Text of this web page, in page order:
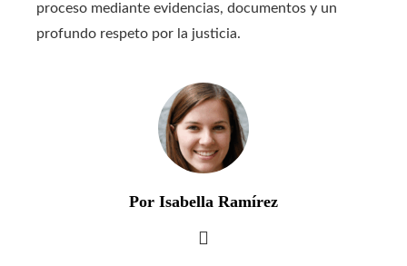
proceso mediante evidencias, documentos y un
profundo respeto por la justicia.
Por Isabella Ramírez